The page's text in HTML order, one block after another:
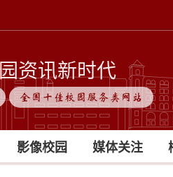
资讯新时代
全国十佳校园服务类网站
影像校园 媒体关注